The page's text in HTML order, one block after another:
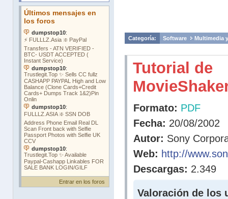
Entrar en los foros
Categoría: Software Multimedia
Tutorial de
Formato: PDF
Fecha: 20/08/2002
Autor: Sony
Web: http://
Descargas: 2.349
Valoración de los